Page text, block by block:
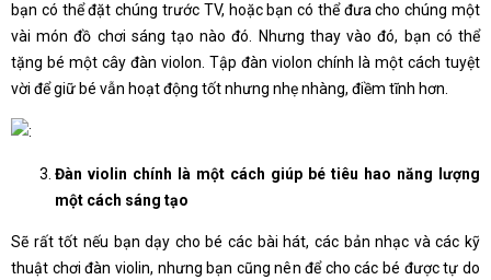
bạn có thể đặt chúng trước TV, hoặc bạn có thể đưa cho chúng một
vài món đồ chơi sáng tạo nào đó. Nhưng thay vào đó, bạn có thể
tặng bé một cây đàn violon. Tập đàn violon chính là một cách tuyệt
vời để giữ bé vẫn hoạt động tốt nhưng nhẹ nhàng, điềm tĩnh hơn.
Đàn violin chính là một cách giúp bé tiêu hao năng lượng
một cách sáng tạo
Sẽ rất tốt nếu bạn dạy cho bé các bài hát, các bản nhạc và các kỹ
thuật chơi đàn violin, nhưng bạn cũng nên để cho các bé được tự do